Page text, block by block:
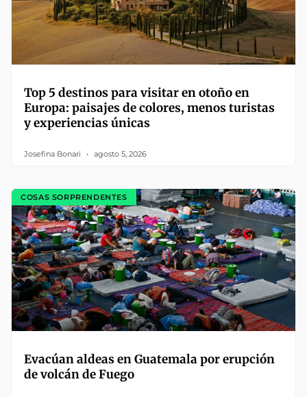
Top 5 destinos para visitar en otoño en
Europa: paisajes de colores, menos turistas
y experiencias únicas
Josefina Bonari agosto 5, 2026
COSAS SORPRENDENTES
Evacúan aldeas en Guatemala por erupción
de volcán de Fuego